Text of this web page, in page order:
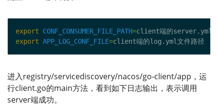
export CONF_CONSUMER_FILE_PATH=
export APP_LOG_CONF_FILE=
进入registry/servicediscovery/nacos/go-client/app，运
行client.go的main方法，看到如下日志输出，表示调用
server端成功。